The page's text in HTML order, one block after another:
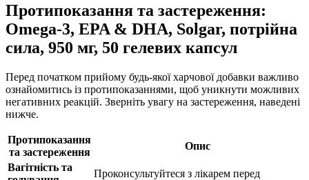
Протипоказання та застереження:
Omega-3, EPA & DHA, Solgar, потрійна
сила, 950 мг, 50 гелевих капсул
Перед початком прийому будь-якої харчової добавки важливо
ознайомитись із протипоказаннями, щоб уникнути можливих
негативних реакцій. Зверніть увагу на застереження, наведені
нижче.
Протипоказання
та застереження
Опис
Вагітність та
Проконсультуйтеся з лікарем перед